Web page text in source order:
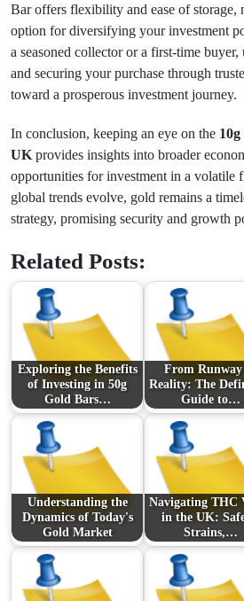
Bar offers flexibility and ease of storage,
option for diversifying your investment
a seasoned collector or a first-time
and securing your purchase through
toward a prosperous investment journey.
In conclusion, keeping an eye on the
UK provides insights into broader
opportunities for investment in a volatile
global trends evolve, gold remains a
strategy, promising security and growth
Related Posts:
Exploring the Benefits
of Investing in 50g
Gold Bars…
From
Reality: The
Guide to…
Understanding the
Dynamics of Today's
Gold Market
Navigating THC
in the UK:
Strains,…